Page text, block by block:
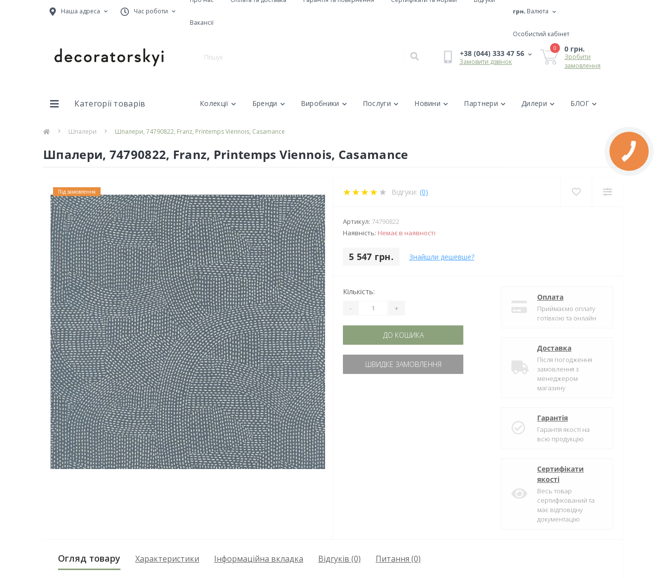
Наша адреса Час роботи
Вакансії
грн. Валюта
Особистий кабінет
+38 (044) 333 47 56
Замовити дзвінок
0 0 грн.
Зробити
замовлення
Категорії товарів Колекції Бренди Виробники Послуги Новини Партнери Дилери БЛОГ
Шпалери Шпалери, 74790822, Franz, Printemps Viennois, Casamance
Шпалери, 74790822, Franz, Printemps Viennois, Casamance
Під замовлення Відгуки: (0)
Артикул: 74790822
Наявність: Немає в наявності
5 547 грн. Знайшли дешевше?
Кількість:
- +
ДО КОШИКА
ШВИДКЕ ЗАМОВЛЕННЯ
Оплата
Приймаємо оплату
готівкою та онлайн
Доставка
Після погодження
замовлення з
менеджером
магазину
Гарантія
Гарантія якості на
всю продукцію
Сертифікати
якості
Весь товар
сертифікований та
має відповідну
документацію
Огляд товару Характеристики Інформаційна вкладка Відгуків (0) Питання (0)